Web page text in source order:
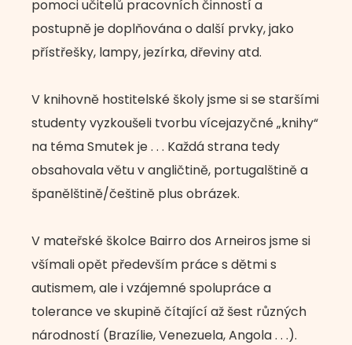
pomoci učitelů pracovních činností a
postupně je doplňována o další prvky, jako
přístřešky, lampy, jezírka, dřeviny atd.
V knihovně hostitelské školy jsme si se staršími
studenty vyzkoušeli tvorbu vícejazyčné „knihy“
na téma Smutek je . . . Každá strana tedy
obsahovala větu v angličtině, portugalštině a
španělštině/češtině plus obrázek.
V mateřské školce Bairro dos Arneiros jsme si
všímali opět především práce s dětmi s
autismem, ale i vzájemné spolupráce a
tolerance ve skupině čítající až šest různých
národností (Brazílie, Venezuela, Angola . . .).